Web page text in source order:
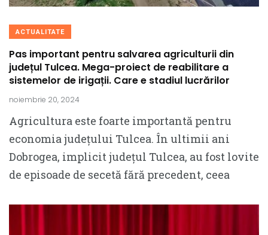
ACTUALITATE
Pas important pentru salvarea agriculturii din
județul Tulcea. Mega-proiect de reabilitare a
sistemelor de irigații. Care e stadiul lucrărilor
noiembrie 20, 2024
Agricultura este foarte importantă pentru
economia județului Tulcea. În ultimii ani
Dobrogea, implicit județul Tulcea, au fost lovite
de episoade de secetă fără precedent, ceea